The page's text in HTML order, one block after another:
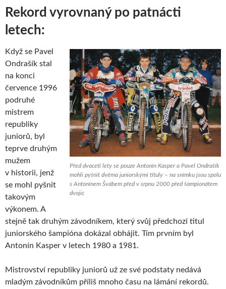
Rekord vyrovnaný po patnácti
letech:
Před dvaceti lety se pouze Antonín Kasper a Pavel Ondrašík
mohli pyšnit dvěma juniorskými tituly – na snímku jsou spolu
s Antonínem Švábem před v srpnu 2000 před šampionátem
dvojic
Když se Pavel
Ondrašík stal
na konci
července 1996
podruhé
mistrem
republiky
juniorů, byl
teprve druhým
mužem
v historii, jenž
se mohl pyšnit
takovým
výkonem. A
stejně tak druhým závodníkem, který svůj předchozí titul
juniorského šampióna dokázal obhájit. Tím prvním byl
Antonín Kasper v letech 1980 a 1981.
Mistrovství republiky juniorů už ze své podstaty nedává
mladým závodníkům příliš mnoho času na lámání rekordů.